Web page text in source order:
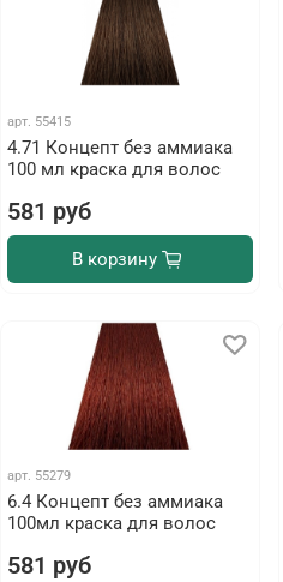
арт. 55415
4.71 Концепт без аммиака
100 мл краска для волос
581 руб
В корзину
арт. 55279
6.4 Концепт без аммиака
100мл краска для волос
581 руб